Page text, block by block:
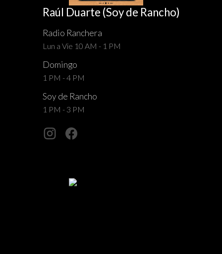
Raúl Duarte (Soy de Rancho)
Radio Ranchera
Lun a Vie 10 AM - 1 PM
Domingo
1 PM - 4 PM
Soy de Rancho
1 PM - 3 PM